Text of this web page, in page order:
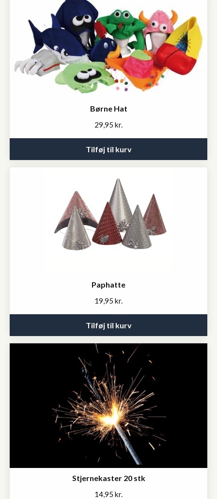
Børne Hat
29,95 kr.
Tilføj til kurv
Paphatte
19,95 kr.
Tilføj til kurv
Stjernekaster 20 stk
14,95 kr.